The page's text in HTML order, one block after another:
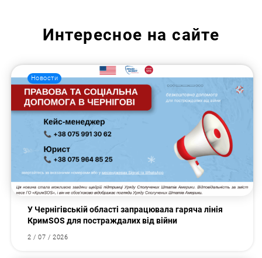
Интересное на сайте
Новости
У Чернігівській області запрацювала гаряча лінія
КримSOS для постраждалих від війни
2 / 07 / 2026